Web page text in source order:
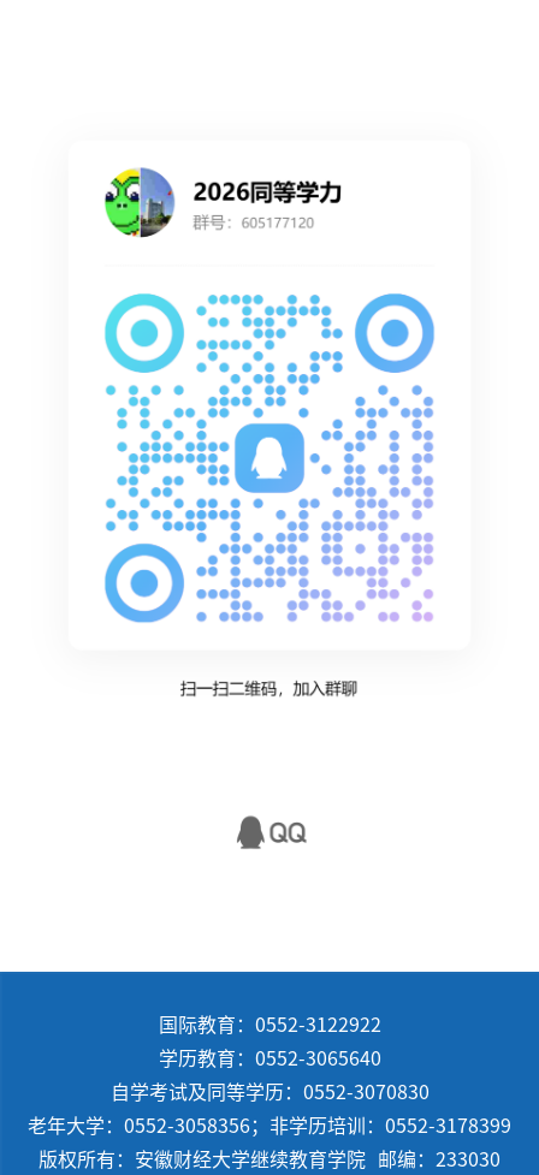
国际教育：0552-3122922
学历教育：0552-3065640
自学考试及同等学历：0552-3070830
老年大学：0552-3058356；非学历培训：0552-3178399
版权所有：安徽财经大学继续教育学院
邮编：233030